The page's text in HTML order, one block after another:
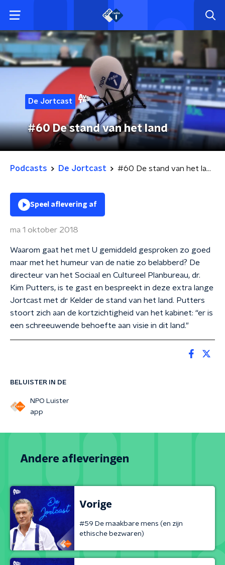
De Jortcast
#60 De stand van het land
Podcasts De Jortcast #60 De stand van het land
BELUISTER IN DE
NPO Luister
app
Speel aflevering af
ma 1 oktober 2018
Waarom gaat het met U gemiddeld gesproken zo goed
maar met het humeur van de natie zo belabberd? De
directeur van het Sociaal en Cultureel Planbureau, dr.
Kim Putters, is te gast en bespreekt in deze extra lange
Jortcast met dr Kelder de stand van het land. Putters
stoort zich aan de kortzichtigheid van het kabinet: “er is
een schreeuwende behoefte aan visie in dit land."
Andere afleveringen
Vorige
#59 De maakbare mens (en zijn
ethische bezwaren)